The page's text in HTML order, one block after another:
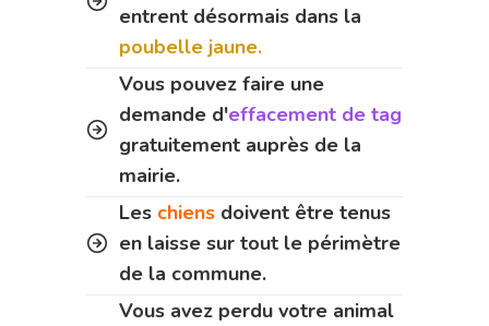
entrent désormais dans la
poubelle jaune.
Vous pouvez faire une
demande d'effacement de tag
gratuitement auprès de la
mairie.
Les chiens doivent être tenus
en laisse sur tout le périmètre
de la commune.
Vous avez perdu votre animal